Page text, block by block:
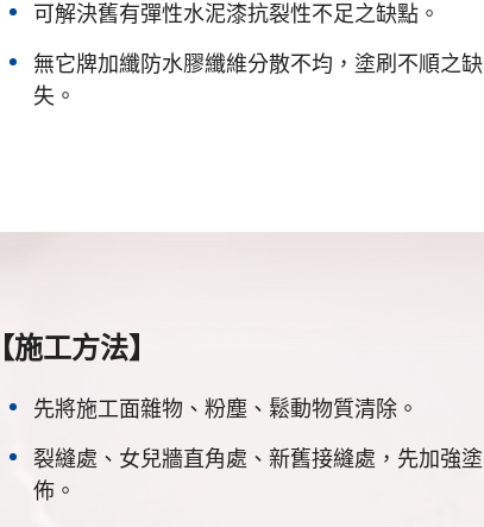
可解決舊有彈性水泥漆抗裂性不足之缺點。
無它牌加纖防水膠纖維分散不均，塗刷不順之缺
失。
【施工方法】
先將施工面雜物、粉塵、鬆動物質清除。
裂縫處、女兒牆直角處、新舊接縫處，先加強塗
佈。